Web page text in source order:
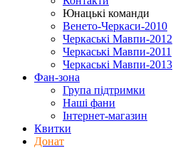
Юнацькі команди
Венето-Черкаси-2010
Черкаські Мавпи-2012
Черкаські Мавпи-2011
Черкаські Мавпи-2013
Фан-зона
Група підтримки
Наші фани
Інтернет-магазин
Квитки
Донат